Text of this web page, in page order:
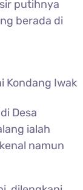
putihnya
berada di
Desa
ialah
namun